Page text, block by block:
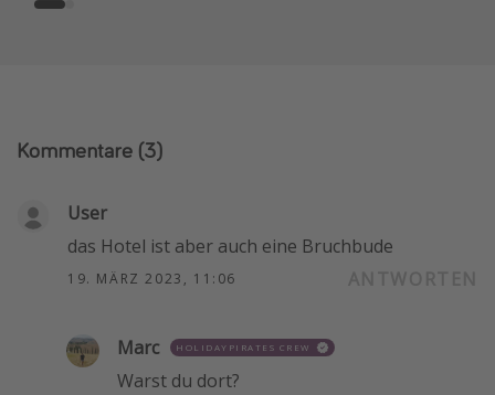
Kommentare (3)
User
das Hotel ist aber auch eine Bruchbude
19. MÄRZ 2023, 11:06
Marc HOLIDAYPIRATES CREW
Warst du dort?